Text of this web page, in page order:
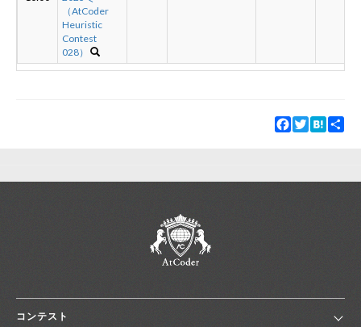
（AtCoder
Heuristic
Contest
028）
Facebook
TwitterHatena
コンテスト